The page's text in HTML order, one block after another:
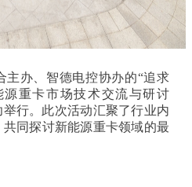
主办、智德电控协办的“追求
重卡市场技术交流与研讨
行。此次活动汇聚了行业内
同探讨新能源重卡领域的最